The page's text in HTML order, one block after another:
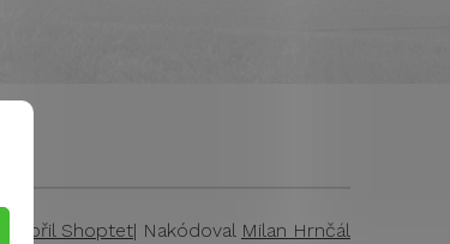
Vytvořil Shoptet| Nakódoval Milan Hrnčál